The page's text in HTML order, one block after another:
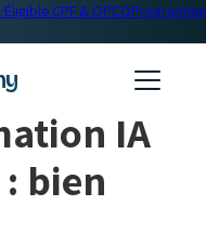
·Éligible CPF & OPCOProgramme
IA
bien